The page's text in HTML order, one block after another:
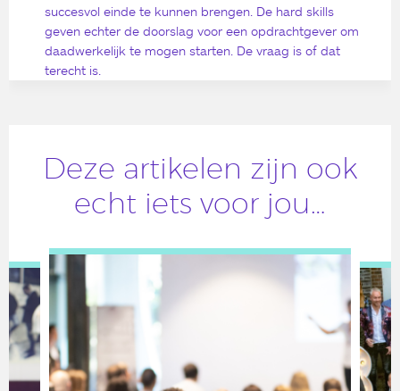
succesvol einde te kunnen brengen. De hard skills
geven echter de doorslag voor een opdrachtgever om
daadwerkelijk te mogen starten. De vraag is of dat
terecht is.
Deze artikelen zijn ook
echt iets voor jou…